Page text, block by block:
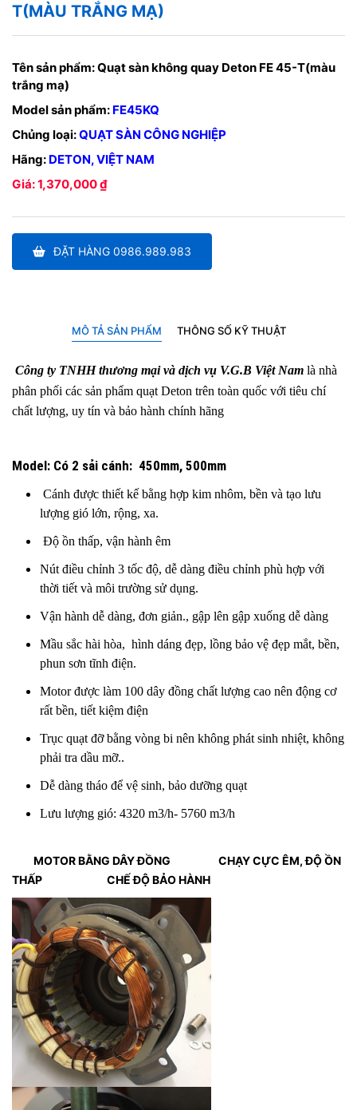
T(MÀU TRẮNG MẠ)
Tên sản phẩm:Quạt sàn không quay Deton FE 45-T(màu
trắng mạ)
Model sản phẩm: FE45KQ
Chủng loại:QUẠT SÀN CÔNG NGHIỆP
Hãng: DETON, VIỆT NAM
Giá: 1,370,000 ₫
ĐẶT HÀNG 0986.989.983
MÔ TẢ SẢN PHẨM THÔNG SỐ KỸ THUẬT
Công ty TNHH thương mại và dịch vụ V.G.B Việt Nam là nhà
phân phối các sản phẩm quạt Deton trên toàn quốc với tiêu chí
chất lượng, uy tín và bảo hành chính hãng
Model: Có 2 sải cánh: 450mm, 500mm
Cánh được thiết kế bằng hợp kim nhôm, bền và tạo lưu
lượng gió lớn, rộng, xa.
Độ ồn thấp, vận hành êm
Nút điều chỉnh 3 tốc độ, dễ dàng điều chỉnh phù hợp với
thời tiết và môi trường sử dụng.
Vận hành dễ dàng, đơn giản., gập lên gập xuống dễ dàng
Mầu sắc hài hòa, hình dáng đẹp, lồng bảo vệ đẹp mắt, bền,
phun sơn tĩnh điện.
Motor được làm 100 dây đồng chất lượng cao nên động cơ
rất bền, tiết kiệm điện
Trục quạt đỡ bằng vòng bi nên không phát sinh nhiệt, không
phải tra dầu mỡ..
Dễ dàng tháo để vệ sinh, bảo dưỡng quạt
Lưu lượng gió: 4320 m3/h- 5760 m3/h
MOTOR BẰNG DÂY ĐỒNG CHẠY CỰC ÊM, ĐỘ ỒN
THẤP CHẾ ĐỘ BẢO HÀNH